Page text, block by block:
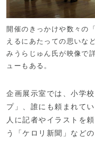
開催のきっかけや数々の
えるにあたっての思いなど
みうらじゅん氏が映像で
ューもある。
企画展示室では、小学
プ」、誰にも頼まれて
人に記者やイラストを
う「ケロリ新聞」など